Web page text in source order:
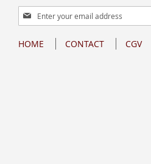
Sign
Up
Our
HOME CONTACT CGV